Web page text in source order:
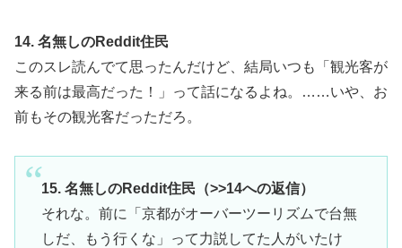
14. 名無しのReddit住民
このスレ読んでて思ったんだけど、結局いつも「観光客が
来る前は最高だった！」って話になるよね。……いや、お
前もその観光客だっただろ。
15. 名無しのReddit住民（>>14への返信）
それな。前に「京都がオーバーツーリズムで台無
しだ、もう行くな」って力説してた人がいたけ